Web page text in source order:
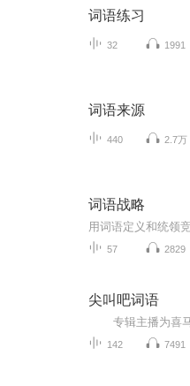
词语练习
32 1991
词语来源
440 2.7万
词语战略
57 2829
尖叫吧词语
142 7491